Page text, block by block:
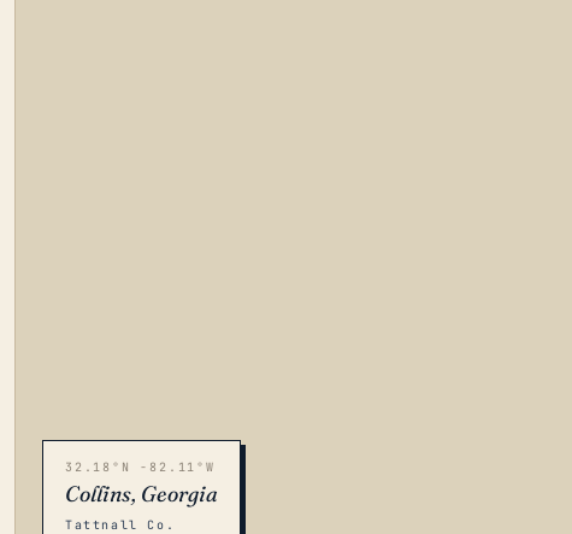
32.18°N -82.11°W
Collins, Georgia
Tattnall Co.